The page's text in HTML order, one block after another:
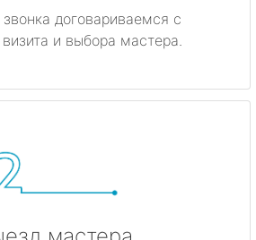
договариваемся с
и выбора мастера.